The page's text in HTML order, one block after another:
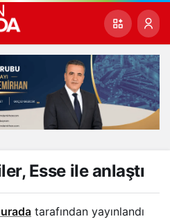
Esse ile anlaştı
tarafından yayınlandı